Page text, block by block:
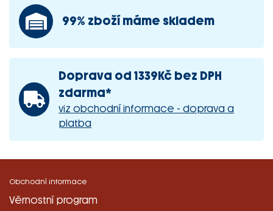
99% zboží máme skladem
Doprava od 1339Kč bez DPH
zdarma*
viz obchodní informace - doprava a
platba
Obchodní informace
Věrnostní program